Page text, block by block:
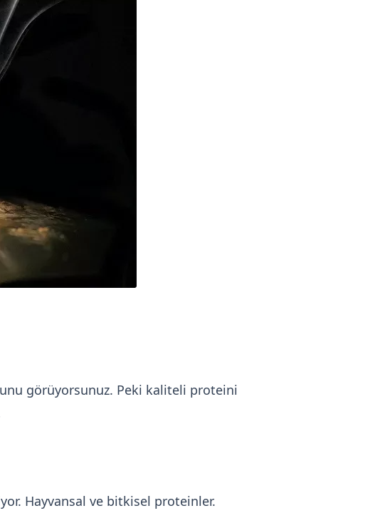
görüyorsunuz. Peki kaliteli proteini
Hayvansal ve bitkisel proteinler.